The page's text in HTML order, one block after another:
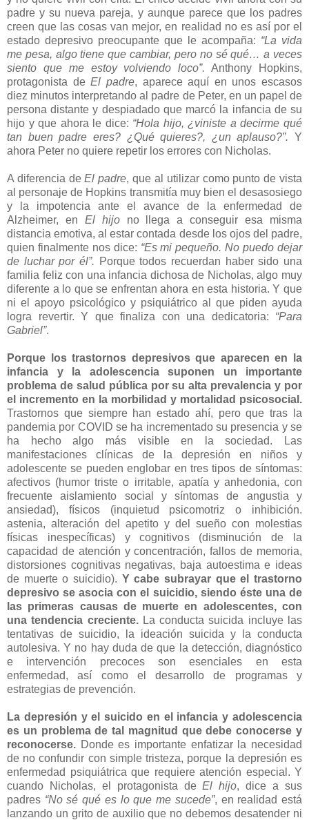
padre y su nueva pareja, y aunque parece que los padres
creen que las cosas van mejor, en realidad no es así por el
estado depresivo preocupante que le acompaña: “La vida
me pesa, algo tiene que cambiar, pero no sé qué… a veces
siento que me estoy volviendo loco”. Anthony Hopkins,
protagonista deEl padre, aparece aquí en unos escasos
diez minutos interpretando al padre de Peter, en un papel de
persona distante y despiadado que marcó la infancia de su
hijo y que ahora le dice: “Hola hijo, ¿viniste a decirme qué
tan buen padre eres? ¿Qué quieres?, ¿un aplauso?”. Y
ahora Peter no quiere repetir los errores con Nicholas.
A diferencia deEl padre, que al utilizar como punto de vista
al personaje de Hopkins transmitía muy bien el desasosiego
y la impotencia ante el avance de la enfermedad de
Alzheimer, en El hijono llega a conseguir esa misma
distancia emotiva, al estar contada desde los ojos del padre,
quien finalmente nos dice: “Es mi pequeño. No puedo dejar
de luchar por él”. Porque todos recuerdan haber sido una
familia feliz con una infancia dichosa de Nicholas, algo muy
diferente a lo que se enfrentan ahora en esta historia. Y que
ni el apoyo psicológico y psiquiátrico al que piden ayuda
logra revertir. Y que finaliza con una dedicatoria: “Para
Gabriel”.
Porque los trastornos depresivos que aparecen en la
infancia y la adolescencia suponen un importante
problema de salud pública por su alta prevalencia y por
el incremento en la morbilidad y mortalidad psicosocial.
Trastornos que siempre han estado ahí, pero que tras la
pandemia por COVID se ha incrementado su presencia y se
ha hecho algo más visible en la sociedad. Las
manifestaciones clínicas de la depresión en niños y
adolescente se pueden englobar en tres tipos de síntomas:
afectivos (humor triste o irritable, apatía y anhedonia, con
frecuente aislamiento social y síntomas de angustia y
ansiedad), físicos (inquietud psicomotriz o inhibición.
astenia, alteración del apetito y del sueño con molestias
físicas inespecíficas) y cognitivos (disminución de la
capacidad de atención y concentración, fallos de memoria,
distorsiones cognitivas negativas, baja autoestima e ideas
de muerte o suicidio). Y cabe subrayar que el trastorno
depresivo se asocia con el suicidio, siendo éste una de
las primeras causas de muerte en adolescentes, con
una tendencia creciente.La conducta suicida incluye las
tentativas de suicidio, la ideación suicida y la conducta
autolesiva. Y no hay duda de que la detección, diagnóstico
e intervención precoces son esenciales en esta
enfermedad, así como el desarrollo de programas y
estrategias de prevención.
La depresión y el suicido en el infancia y adolescencia
es un problema de tal magnitud que debe conocerse y
reconocerse. Donde es importante enfatizar la necesidad
de no confundir con simple tristeza, porque la depresión es
enfermedad psiquiátrica que requiere atención especial. Y
cuando Nicholas, el protagonista deEl hijo, dice a sus
padres “No sé qué es lo que me sucede”, en realidad está
lanzando un grito de auxilio que no debemos desatender ni